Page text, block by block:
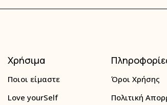
Χρήσιμα
Ποιοι είμαστε
Love yourSelf
Όροι Χρήσης
Πολιτική